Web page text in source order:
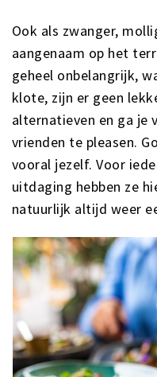
Ook als zwanger,
aangenaam op het
geheel onbelangrijk,
klote, zijn er geen
alternatieven en ga je
vrienden te pleasen.
vooral jezelf. Voor
uitdaging hebben ze
natuurlijk altijd weer